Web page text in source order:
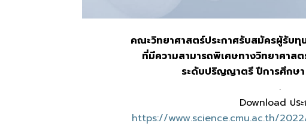
คณะวิทยาศาสตร์ประกาศรับสมัครผู้รับทุ
ที่มีความสามารถพิเศษทางวิทยาศา
ระดับปริญญาตรี ปีการศึกษ
.
Download ปร
https://www.science.cmu.ac.th/